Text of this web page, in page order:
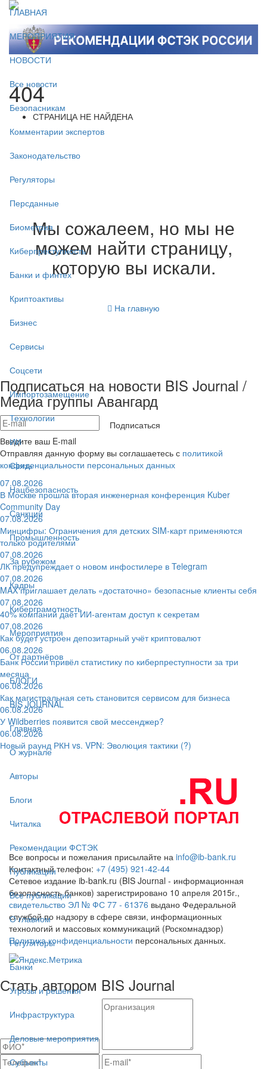
ГЛАВНАЯ
МЕРОПРИЯТИЯ
НОВОСТИ
Все новости
Безопасникам
Комментарии экспертов
Законодательство
Регуляторы
Персданные
Биометрия
Киберпреступность
Банки и финтех
Криптоактивы
Бизнес
Сервисы
Соцсети
Импортозамещение
Технологии
ИИ
Связь
Нацбезопасность
Санкции
Промышленность
За рубежом
Кадры
Киберграмотность
Мероприятия
От партнёров
БЛОГИ
BIS JOURNAL
Главная
О журнале
Авторы
Блоги
Читалка
Рекомендации ФСТЭК
Публикации
Все публикации
О главном
Регуляторы
Банки
Угрозы и решения
Инфраструктура
Деловые мероприятия
Субъекты
404
СТРАНИЦА НЕ НАЙДЕНА
Мы сожалеем, но мы не
можем найти страницу,
которую вы искали.
На главную
Подписаться на новости BIS Journal /
Медиа группы Авангард
Подписаться
Введите ваш E-mail
Отправляя данную форму вы соглашаетесь с политикой
конфиденциальности персональных данных
07.08.2026
В Москве прошла вторая инженерная конференция Kuber
Community Day
07.08.2026
Минцифры: Ограничения для детских SIM-карт применяются
только родителями
07.08.2026
ЛК предупреждает о новом инфостилере в Telegram
07.08.2026
MAX приглашает делать «достаточно» безопасные клиенты себя
07.08.2026
40% компаний даёт ИИ‑агентам доступ к секретам
07.08.2026
Как будет устроен депозитарный учёт криптовалют
06.08.2026
Банк России привёл статистику по киберпреступности за три
месяца
06.08.2026
Как магистральная сеть становится сервисом для бизнеса
06.08.2026
У Wildberries появится свой мессенджер?
06.08.2026
Новый раунд РКН vs. VPN: Эволюция тактики (?)
Все вопросы и пожелания присылайте на info@ib-bank.ru
Контактный телефон: +7 (495) 921-42-44
Сетевое издание ib-bank.ru (BIS Journal - информационная
безопасность банков) зарегистрировано 10 апреля 2015г.,
свидетельство ЭЛ № ФС 77 - 61376 выдано Федеральной
службой по надзору в сфере связи, информационных
технологий и массовых коммуникаций (Роскомнадзор)
Политика конфиденциальности персональных данных.
Стать автором BIS Journal